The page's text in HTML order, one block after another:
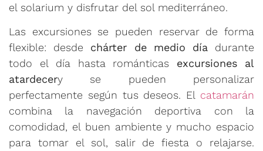
el solarium y disfrutar del sol mediterráneo.
Las excursiones se pueden reservar de forma
flexible: desde chárter de medio día durante
todo el día hasta románticas excursiones al
atardecery se pueden personalizar
perfectamente según tus deseos. El catamarán
combina la navegación deportiva con la
comodidad, el buen ambiente y mucho espacio
para tomar el sol, salir de fiesta o relajarse.